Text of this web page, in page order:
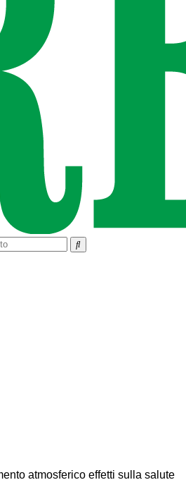
atmosferico effetti sulla salute